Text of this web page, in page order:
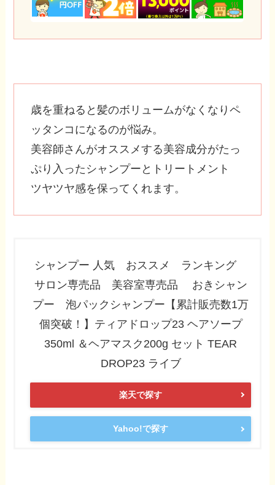
歳を重ねると髪のボリュームがなくなりペ
ッタンコになるのが悩み。
美容師さんがオススメする美容成分がたっ
ぷり入ったシャンプーとトリートメント
ツヤツヤ感を保ってくれます。
シャンプー 人気 おススメ ランキング
サロン専売品 美容室専売品 おきシャン
プー 泡パックシャンプー【累計販売数1万
個突破！】ティアドロップ23 ヘアソープ
350ml ＆ヘアマスク200g セット TEAR
DROP23 ライブ
楽天で探す
Yahoo!で探す